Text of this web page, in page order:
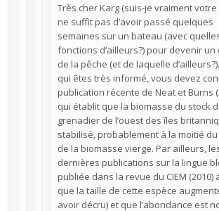
Très cher Karg (suis-je vraiment votre
ne suffit pas d’avoir passé quelques
semaines sur un bateau (avec
fonctions d’ailleurs?) pour devenir
de la pêche (et de laquelle
qui êtes très informé, vous devez
publication récente de Neat et Burns
qui établit que la biomasse du stock
grenadier de l’ouest des îles
stabilisé, probablement à la moitié
de la biomasse vierge. Par ailleurs,
dernières publications sur la lingue
publiée dans la revue du CIEM (2010)
que la taille de cette espèce
avoir décru) et que l’abondance est